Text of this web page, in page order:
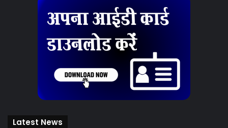
Latest News